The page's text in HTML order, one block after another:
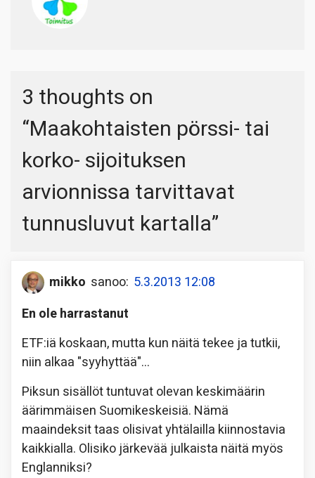
3 thoughts on
“Maakohtaisten pörssi- tai
korko- sijoituksen
arvionnissa tarvittavat
tunnusluvut kartalla”
mikko sanoo: 5.3.2013 12:08
En ole harrastanut
ETF:iä koskaan, mutta kun näitä tekee ja tutkii,
niin alkaa "syyhyttää"…
Piksun sisällöt tuntuvat olevan keskimäärin
äärimmäisen Suomikeskeisiä. Nämä
maaindeksit taas olisivat yhtälailla kiinnostavia
kaikkialla. Olisiko järkevää julkaista näitä myös
Englanniksi?